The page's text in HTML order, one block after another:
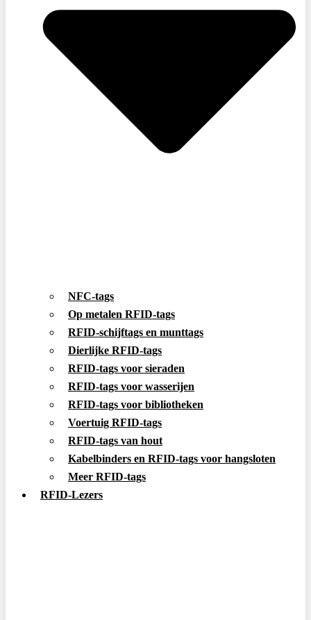
NFC-tags
Op metalen RFID-tags
RFID-schijftags en munttags
Dierlijke RFID-tags
RFID-tags voor sieraden
RFID-tags voor wasserijen
RFID-tags voor bibliotheken
Voertuig RFID-tags
RFID-tags van hout
Kabelbinders en RFID-tags voor hangsloten
Meer RFID-tags
RFID-Lezers